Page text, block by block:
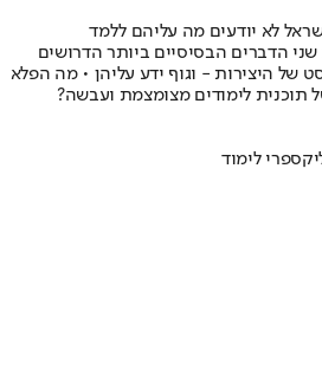
לא יודעים מה עליהם ללמד
הדברים הבסיסיים ביותר הדרושים
של היצירות - וגוף ידע עליהן • מה הפלא
לימודים מצומצמת ועבשה?
ספרי לימוד